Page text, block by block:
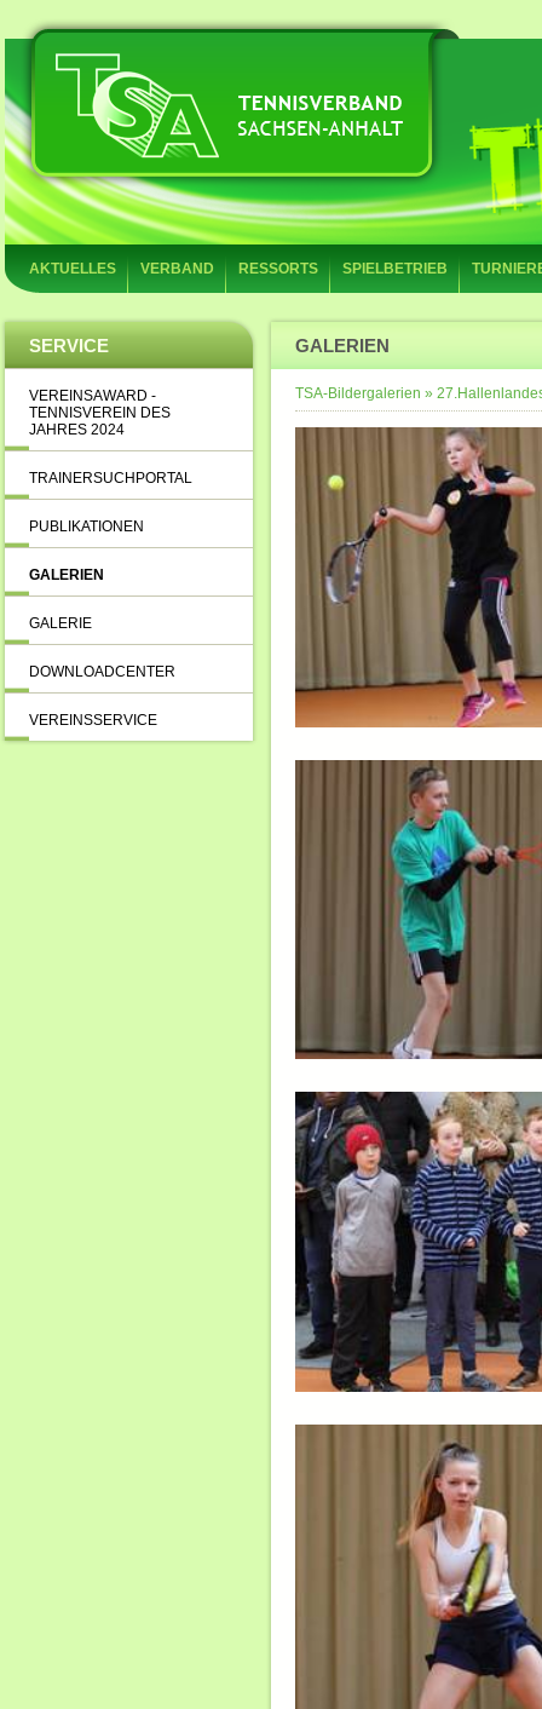
AKTUELLES VERBAND RESSORTS SPIELBETRIEB
SERVICE
VEREINSAWARD -
TENNISVEREIN DES
JAHRES 2024
TRAINERSUCHPORTAL
PUBLIKATIONEN
GALERIEN
GALERIE
DOWNLOADCENTER
VEREINSSERVICE
GALERIEN
TSA-Bildergalerien »